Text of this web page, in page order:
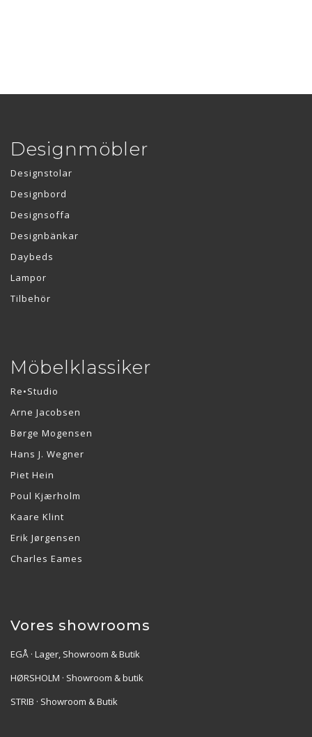
Designmöbler
Designstolar
Designbord
Designsoffa
Designbänkar
Daybeds
Lampor
Tilbehör
Möbelklassiker
Re•Studio
Arne Jacobsen
Børge Mogensen
Hans J. Wegner
Piet Hein
Poul Kjærholm
Kaare Klint
Erik Jørgensen
Charles Eames
Vores showrooms
EGÅ · Lager, Showroom & Butik
HØRSHOLM · Showroom & butik
STRIB · Showroom & Butik